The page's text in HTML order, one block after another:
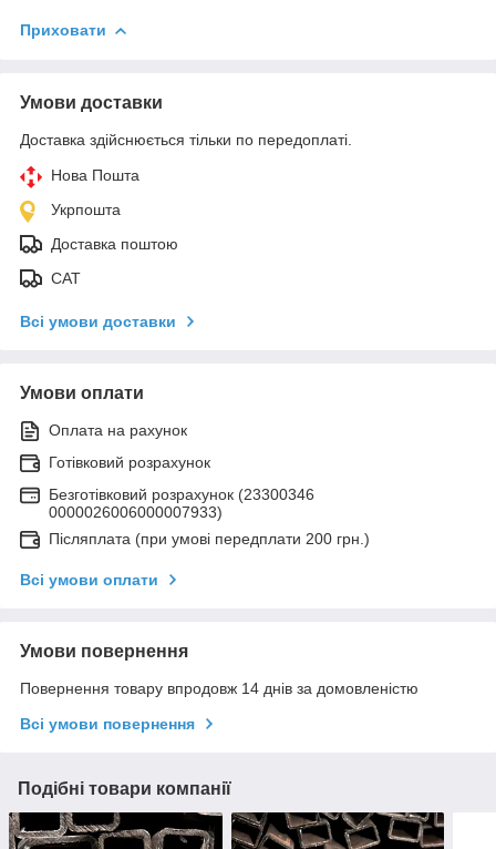
Приховати
Умови доставки
Доставка здійснюється тільки по передоплаті.
Нова Пошта
Укрпошта
Доставка поштою
САТ
Всі умови доставки
Умови оплати
Оплата на рахунок
Готівковий розрахунок
Безготівковий розрахунок (23300346
0000026006000007933)
Післяплата (при умові передплати 200 грн.)
Всі умови оплати
Умови повернення
Повернення товару впродовж 14 днів за домовленістю
Всі умови повернення
Подібні товари компанії